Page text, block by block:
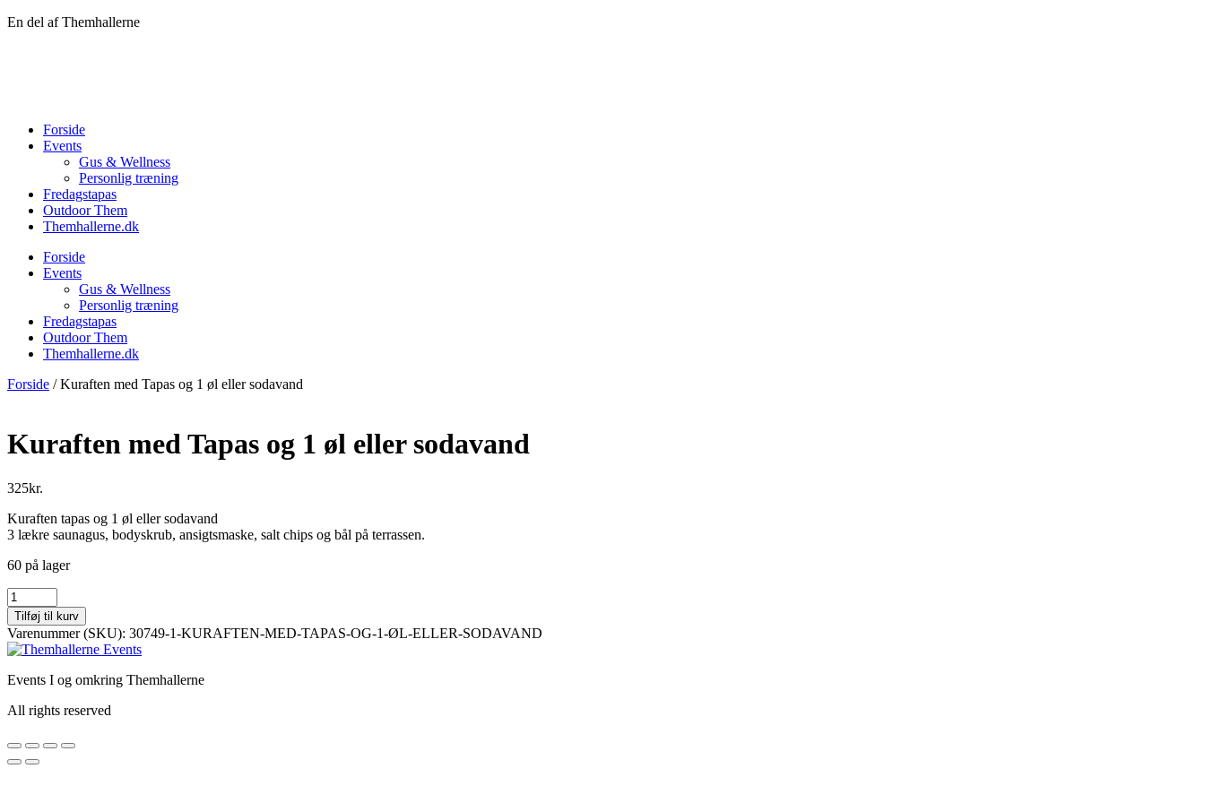
Videre
En del af Themhallerne
Forside
Events
Gus & Wellness
Personlig træning
Fredagstapas
Outdoor Them
Themhallerne.dk
Forside
Events
Gus & Wellness
Personlig træning
Fredagstapas
Outdoor Them
Themhallerne.dk
Forside / Kuraften med Tapas og 1 øl eller sodavand
Kuraften med Tapas og 1 øl eller sodavand
325kr.
Kuraften tapas og 1 øl eller sodavand
3 lækre saunagus, bodyskrub, ansigtsmaske, salt chips og bål på terrassen.
60 på lager
Kuraften
med
Tapas
og
1
øl
sodavand
Tilføj til kurv
Varenummer (SKU): 30749-1-KURAFTEN-MED-TAPAS-OG-1-ØL-ELLER-SODAVAND
Events I og omkring Themhallerne
All rights reserved